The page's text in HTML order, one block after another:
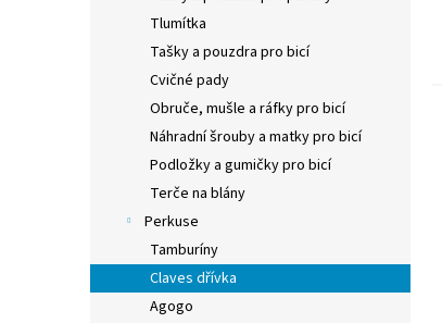
Tlumítka
Tašky a pouzdra pro bicí
Cvičné pady
Obruče, mušle a ráfky pro bicí
Náhradní šrouby a matky pro bicí
Podložky a gumičky pro bicí
Terče na blány
Perkuse
Tamburíny
Claves dřívka
Agogo